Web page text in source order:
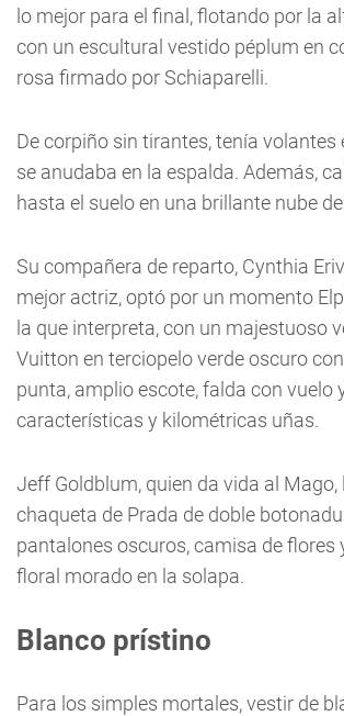
lo mejor para el final, flotando por la
con un escultural vestido péplum en
rosa firmado por Schiaparelli.
De corpiño sin tirantes, tenía volantes
se anudaba en la espalda. Además,
hasta el suelo en una brillante nube
Su compañera de reparto, Cynthia
mejor actriz, optó por un momento
la que interpreta, con un majestuoso
Vuitton en terciopelo verde oscuro
punta, amplio escote, falda con vuelo
características y kilométricas uñas.
Jeff Goldblum, quien da vida al Mago,
chaqueta de Prada de doble
pantalones oscuros, camisa de flores
floral morado en la solapa.
Blanco prístino
Para los simples mortales, vestir de